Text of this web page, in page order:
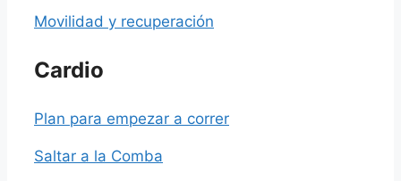
Movilidad y recuperación
Cardio
Plan para empezar a correr
Saltar a la Comba